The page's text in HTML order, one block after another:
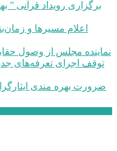
نماینده مجلس از وصول
ضرورت بهره مندی